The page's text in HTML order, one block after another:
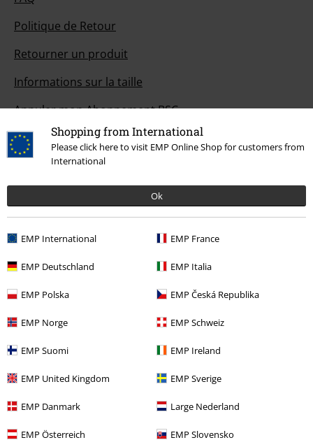
Shopping from International
Please click here to visit EMP Online Shop for customers from
International
Ok
EMP International EMP France
EMP Deutschland EMP Italia
EMP Polska EMP Česká Republika
EMP Norge EMP Schweiz
EMP Suomi EMP Ireland
EMP United Kingdom EMP Sverige
EMP Danmark Large Nederland
EMP Österreich EMP Slovensko
Politique de Retour
Retourner un produit
Informations sur la taille
Annuler mon Abonnement BSC
Méthodes de paiement
Offre pour toi
Concours
Bons d'achat Large
EMP Backstage Club
À propos d'EMP
Réseau d'Affiliation
Durabilité